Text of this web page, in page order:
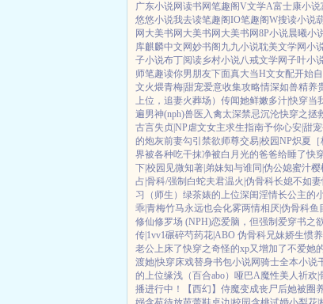
广东小说网读书网笔趣阁V文学A富士康小说
悠悠小说我去读笔趣阁IO笔趣阁W搜读小说
网 大美书网 大美书网 大美书网8P小说晨曦小
库麒麟中文网妙书阁 九九小说耽美文学网小
子小说布丁阅读乡村小说八戒文学网子叶小
师笔趣读你男朋友下面真大当H文女配开始
文火煨青梅|甜宠爱意收集攻略情深如兽精养
上位，追妻火葬场） 传闻她鲜嫩多汁|快穿当
遍男神(nph)兽医 入禽太深禁忌沉沦快穿之拯
古言失贞|NP虐文女主求生指南予你心安|甜宠
的炮灰前妻勾引禁欲师尊交易|校园NP炽夏［
界被各种吃干抹净被白月光的爸爸给睡了快
下|校园 见微知著|弟妹知与谁同|伪公媳蜜汁樱
占|骨科/强制 白蛇夫君温火|伪骨科长媳不如妻
习（师生） 绿茶婊的上位深闺淫情长公主的
乖|青梅竹马永远也会化雾两情相厌|伪骨科鱼
修仙修罗场 (NPH)恋爱脑，但强制爱穿书之
传|1vv1碾碎芍药花|ABO 伪骨科兄妹娇生惯
老公上床了快穿之奇怪的xp又增加了不爱她
渡她|快穿床戏替身书包小说网骑士全本小说
的上位缘浅（百合abo）哑巴A魔性美人祈欢|
播进行中！
【西幻】侍魔变成丧尸后她被圈